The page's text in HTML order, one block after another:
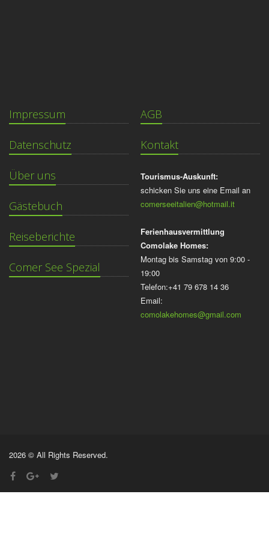
Impressum
Datenschutz
Über uns
Gästebuch
Reiseberichte
Comer See Spezial
AGB
Kontakt
Tourismus-Auskunft:
schicken Sie uns eine Email an
comerseeitalien@hotmail.it
Ferienhausvermittlung
Comolake Homes:
Montag bis Samstag von 9:00 -
19:00
Telefon:+41 79 678 14 36
Email:
comolakehomes@gmail.com
2026 © All Rights Reserved.